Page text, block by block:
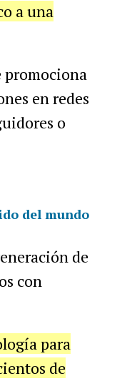
a una
promociona
en redes
o
del mundo
de
con
para
de